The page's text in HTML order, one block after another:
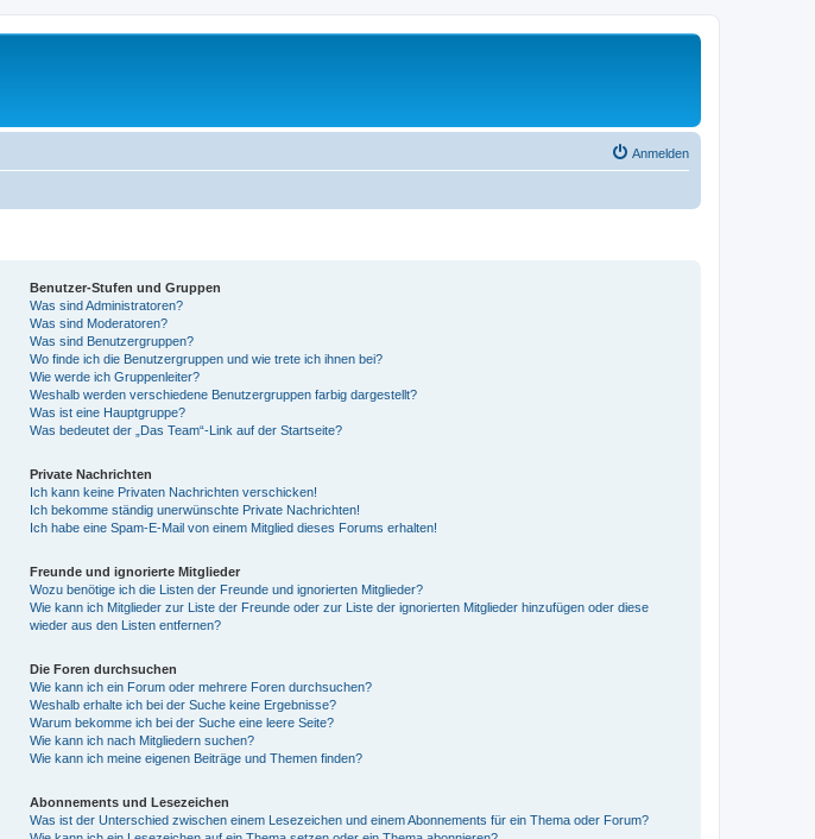
Anmelden
Benutzer-Stufen und Gruppen
Was sind Administratoren?
Was sind Moderatoren?
Was sind Benutzergruppen?
Wo finde ich die Benutzergruppen und wie trete ich ihnen bei?
Wie werde ich Gruppenleiter?
Weshalb werden verschiedene Benutzergruppen farbig dargestellt?
Was ist eine Hauptgruppe?
Was bedeutet der „Das Team“-Link auf der Startseite?
Private Nachrichten
Ich kann keine Privaten Nachrichten verschicken!
Ich bekomme ständig unerwünschte Private Nachrichten!
Ich habe eine Spam-E-Mail von einem Mitglied dieses Forums erhalten!
Freunde und ignorierte Mitglieder
Wozu benötige ich die Listen der Freunde und ignorierten Mitglieder?
Wie kann ich Mitglieder zur Liste der Freunde oder zur Liste der ignorierten Mitglieder hinzufügen oder diese
wieder aus den Listen entfernen?
Die Foren durchsuchen
Wie kann ich ein Forum oder mehrere Foren durchsuchen?
Weshalb erhalte ich bei der Suche keine Ergebnisse?
Warum bekomme ich bei der Suche eine leere Seite?
Wie kann ich nach Mitgliedern suchen?
Wie kann ich meine eigenen Beiträge und Themen finden?
Abonnements und Lesezeichen
Was ist der Unterschied zwischen einem Lesezeichen und einem Abonnements für ein Thema oder Forum?